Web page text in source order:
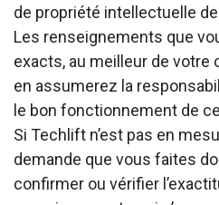
de propriété intellectuelle
Les renseignements que
exacts, au meilleur de votre
en assumerez la
le bon fonctionnement de
Si Techlift n’est pas en
demande que vous faites
confirmer ou vérifier